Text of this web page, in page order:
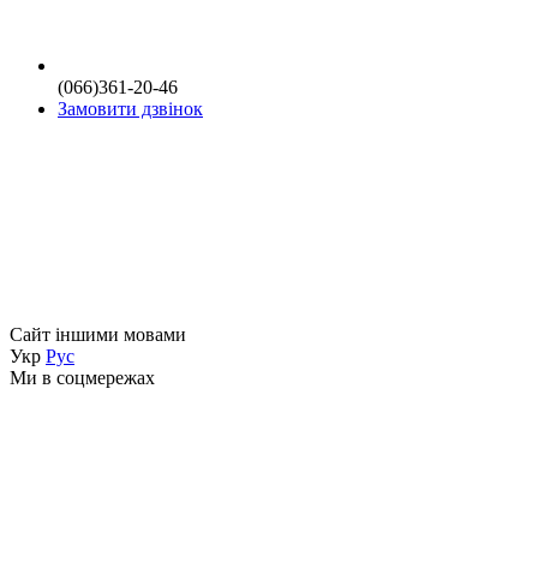
(066)361-20-46
Замовити дзвінок
Сайт іншими мовами
Укр Рус
Ми в соцмережах